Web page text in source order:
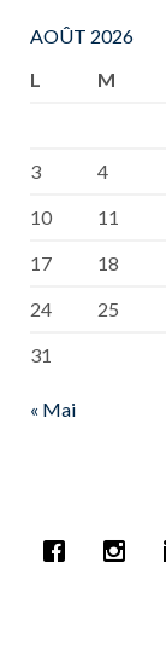
AOÛT 2026
L
M
3
4
10
11
17
18
24
25
31
« Mai